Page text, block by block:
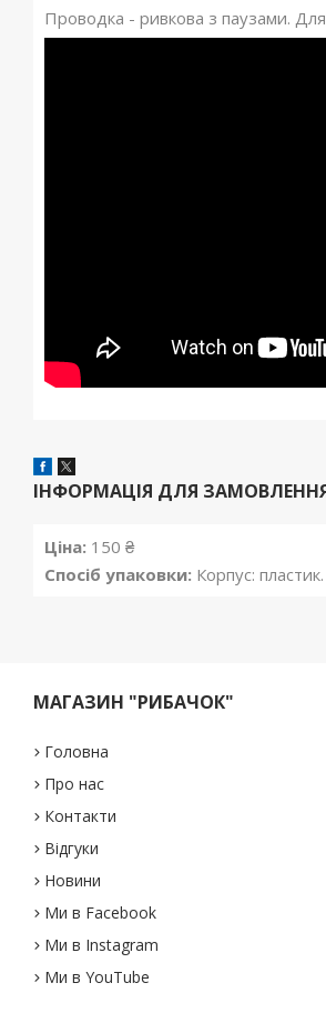
Проводка - ривкова з паузами.
ІНФОРМАЦІЯ ДЛЯ
Ціна: 150 ₴
Спосіб упаковки: Корпус:
МАГАЗИН "РИБАЧОК"
Головна
Про нас
Контакти
Відгуки
Новини
Ми в Facebook
Ми в Instagram
Ми в YouTube